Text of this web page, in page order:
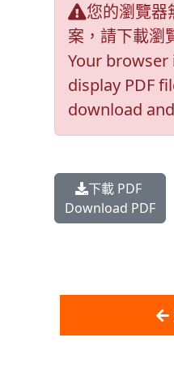
您的瀏覽器
案，請下載瀏
Your browser
display PDF
download
下載 PDF
Download PDF